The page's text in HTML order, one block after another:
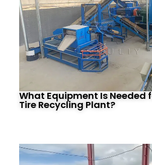
What Equipment Is Needed
Tire Recycling Plant?